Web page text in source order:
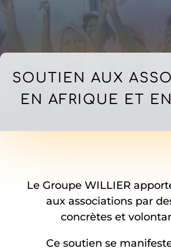
SOUTIEN AUX
EN AFRIQUE ET
Le Groupe WILLIER
aux associations par
concrètes et
Ce soutien se